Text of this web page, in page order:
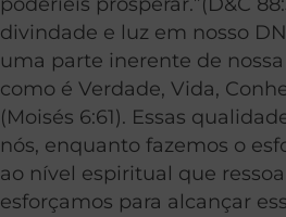
divindade e luz em nosso
uma parte inerente de
como é Verdade, Vida,
(Moisés 6:61). Essas
nós, enquanto fazemos o
ao nível espiritual que
esforçamos para alcançar